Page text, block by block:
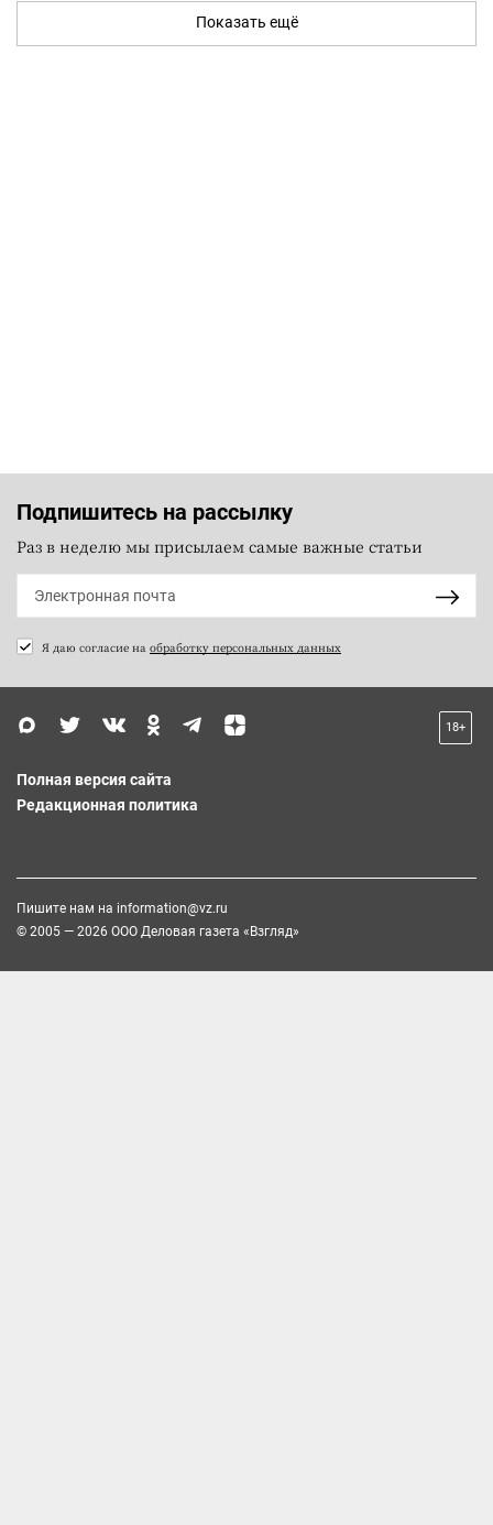
Показать ещё
Подпишитесь на рассылку
Раз в неделю мы присылаем самые важные статьи
Я даю согласие на обработку персональных данных
18+
Полная версия сайта
Редакционная политика
Пишите нам на information@vz.ru
© 2005 — 2026 ООО Деловая газета «Взгляд»